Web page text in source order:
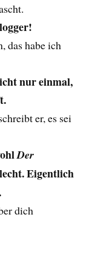
das habe ich
nur einmal,
er, es sei
Der
Eigentlich
dich